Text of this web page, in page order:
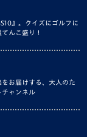
』。クイズにゴルフに
んこ盛り！
お届けする、大人のた
チャンネル